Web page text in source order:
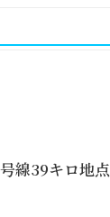
線39キロ地点